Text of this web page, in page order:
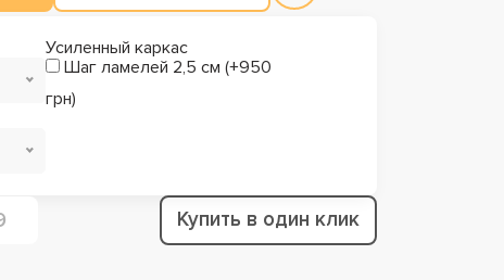
Усиленный каркас
Шаг ламелей 2,5 см (+950
грн)
Купить в один клик